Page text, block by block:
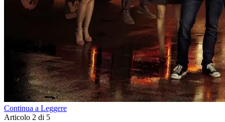
Continua a Leggere
Articolo 2 di 5